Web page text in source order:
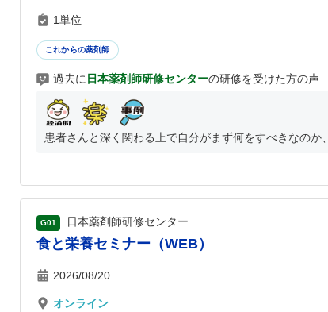
1単位
これからの薬剤師
過去に 日本薬剤師研修センターの研修を受けた方の声
患者さんと深く関わる上で自分がまず何をすべきなのか
G01 日本薬剤師研修センター
食と栄養セミナー（WEB）
2026/08/20
オンライン